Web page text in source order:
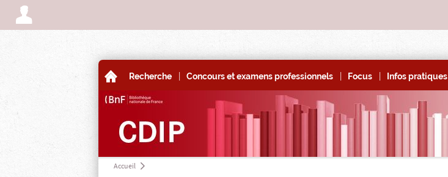
A
A Recherche | Concours et examens professionnels | Focus | Infos pratiques
Accueil a